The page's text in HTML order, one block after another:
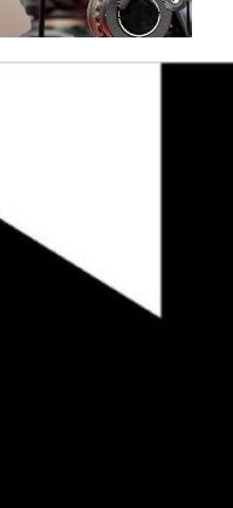
« ESS
de
:
confirmer